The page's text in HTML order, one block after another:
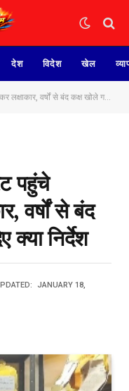
देश विदेश खेल
से बंद कक्ष खोले गए, जानिए दिए क्या निर्देश
पहुंचे
वर्षों से बंद
क्या निर्देश
JANUARY 18,